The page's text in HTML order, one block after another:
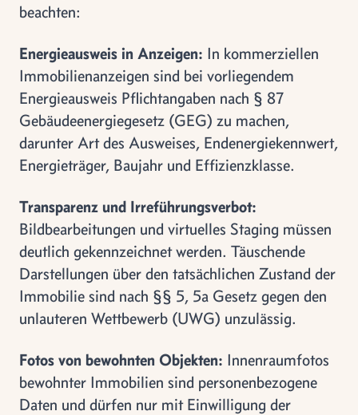
beachten:
Energieausweis in Anzeigen: In kommerziellen
Immobilienanzeigen sind bei vorliegendem
Energieausweis Pflichtangaben nach § 87
Gebäudeenergiegesetz (GEG) zu machen,
darunter Art des Ausweises, Endenergiekennwert,
Energieträger, Baujahr und Effizienzklasse.
Transparenz und Irreführungsverbot:
Bildbearbeitungen und virtuelles Staging müssen
deutlich gekennzeichnet werden. Täuschende
Darstellungen über den tatsächlichen Zustand der
Immobilie sind nach §§ 5, 5a Gesetz gegen den
unlauteren Wettbewerb (UWG) unzulässig.
Fotos von bewohnten Objekten: Innenraumfotos
bewohnter Immobilien sind personenbezogene
Daten und dürfen nur mit Einwilligung der